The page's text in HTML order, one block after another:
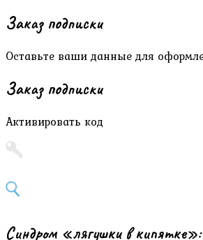
Заказ подписки
Оставьте ваши данные для
Заказ подписки
Активировать код
Синдром «лягушки в